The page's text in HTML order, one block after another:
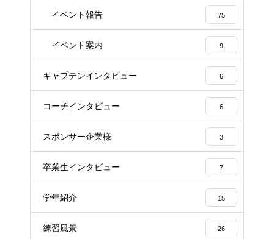
イベント報告 75
イベント案内 9
キャプテンインタビュー 6
コーチインタビュー 6
スポンサー企業様 3
卒業生インタビュー 7
学年紹介 15
練習風景 26